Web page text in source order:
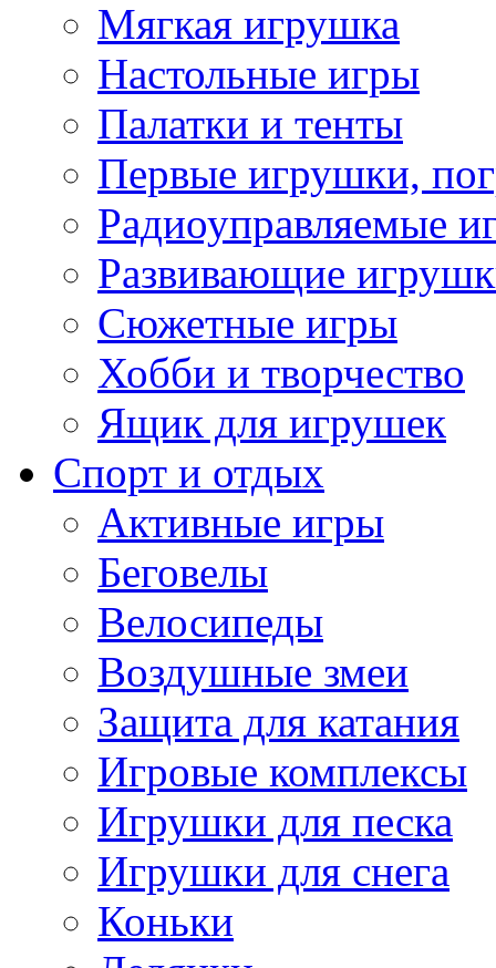
Мягкая игрушка
Настольные игры
Палатки и тенты
Первые игрушки,
Радиоуправляемые
Развивающие
Сюжетные игры
Хобби и творчество
Ящик для игрушек
Спорт и отдых
Активные игры
Беговелы
Велосипеды
Воздушные змеи
Защита для катания
Игровые комплексы
Игрушки для песка
Игрушки для снега
Коньки